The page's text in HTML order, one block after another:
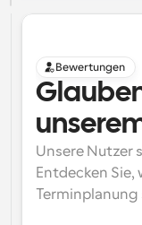
Bewertungen
Unsere Nutzer
Entdecken Sie,
Terminplanung